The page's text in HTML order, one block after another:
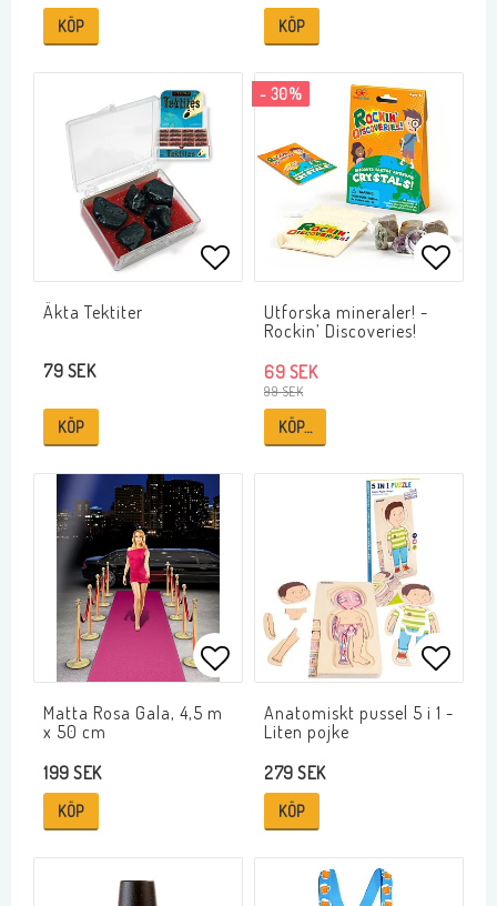
KÖP KÖP
Lägg till i favoritlistan
Äkta Tektiter
79 SEK
KÖP
- 30%
Utforska mineraler! -
Rockin’ Discoveries!
99 SEK
69 SEK
KÖP…
Lägg till i favoritlistan
Matta Rosa Gala, 4,5 m
x 50 cm
199 SEK
KÖP
Lägg
Anatomiskt pussel 5 i 1 -
Liten pojke
279 SEK
KÖP